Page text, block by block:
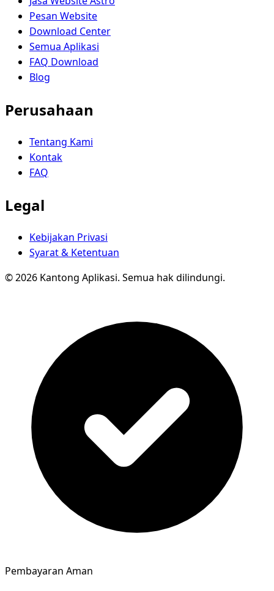
Pesan Website
Download Center
Semua Aplikasi
FAQ Download
Blog
Perusahaan
Tentang Kami
Kontak
FAQ
Legal
Kebijakan Privasi
Syarat & Ketentuan
© 2026 Kantong Aplikasi. Semua hak dilindungi.
Pembayaran Aman